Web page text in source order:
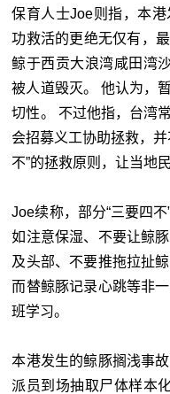
保育人士Joe则指，本
功救活的更绝无仅有，
鲸于西贡大浪湾咸田湾
被人道毁灭。 他认为，
切性。 不过他指，台湾
会招募义工协助拯救，
不”的拯救原则，让当地
Joe续称，部分“三要四
如注意保湿、不要让鲸
及头部、不要推拖拉扯
而替鲸豚记录心跳等非
班学习。
本港发生的鲸豚搁浅事
派员到场抽取尸体样本